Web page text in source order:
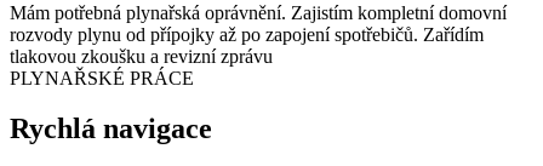
Mám potřebná plynařská oprávnění. Zajistím kompletní domovní
rozvody plynu od přípojky až po zapojení spotřebičů. Zařídím
tlakovou zkoušku a revizní zprávu
PLYNAŘSKÉ PRÁCE
Rychlá navigace